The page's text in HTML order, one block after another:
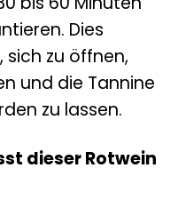
Dies
zu öffnen,
und die Tannine
zu lassen.
dieser Rotwein